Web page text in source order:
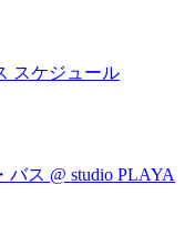
スケジュール
ス @ studio PLAYA